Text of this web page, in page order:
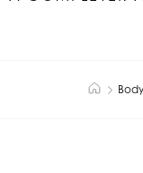
Body